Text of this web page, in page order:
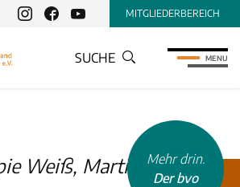
MITGLIEDERBEREICH
SUCHE MENU
Weiß, Martin Weiß
Mehr drin.
Der bvo